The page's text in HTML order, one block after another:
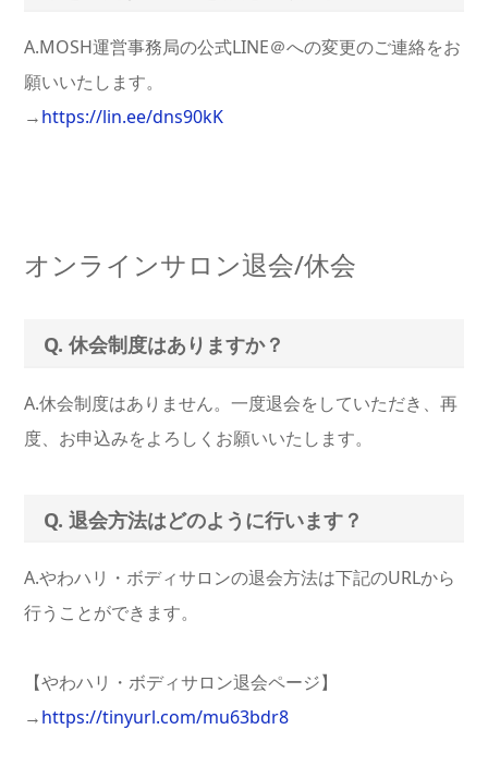
A.MOSH運営事務局の公式LINE＠への変更のご連絡をお
願いいたします。
→https://lin.ee/dns90kK
オンラインサロン退会/休会
Q. 休会制度はありますか？
A.休会制度はありません。一度退会をしていただき、再
度、お申込みをよろしくお願いいたします。
Q. 退会方法はどのように行います？
A.やわハリ・ボディサロンの退会方法は下記のURLから
行うことができます。
【やわハリ・ボディサロン退会ページ】
→https://tinyurl.com/mu63bdr8